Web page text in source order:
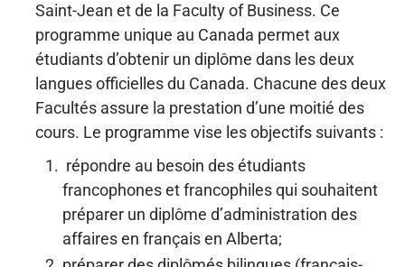
Saint-Jean et de la Faculty of Business. Ce
programme unique au Canada permet aux
étudiants d’obtenir un diplôme dans les deux
langues officielles du Canada. Chacune des deux
Facultés assure la prestation d’une moitié des
cours. Le programme vise les objectifs suivants :
répondre au besoin des étudiants
francophones et francophiles qui souhaitent
préparer un diplôme d’administration des
affaires en français en Alberta;